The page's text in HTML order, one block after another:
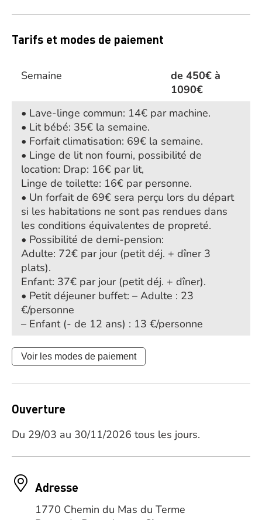
Tarifs et modes de paiement
Semaine
de 450€ à
1090€
• Lave-linge commun: 14€ par machine.
• Lit bébé: 35€ la semaine.
• Forfait climatisation: 69€ la semaine.
• Linge de lit non fourni, possibilité de
location: Drap: 16€ par lit,
Linge de toilette: 16€ par personne.
• Un forfait de 69€ sera perçu lors du départ
si les habitations ne sont pas rendues dans
les conditions équivalentes de propreté.
• Possibilité de demi-pension:
Adulte: 72€ par jour (petit déj. + dîner 3
plats).
Enfant: 37€ par jour (petit déj. + dîner).
• Petit déjeuner buffet: – Adulte : 23
€/personne
– Enfant (- de 12 ans) : 13 €/personne
Voir les modes de paiement
Ouverture
Du 29/03 au 30/11/2026 tous les jours.
Adresse
1770 Chemin du Mas du Terme